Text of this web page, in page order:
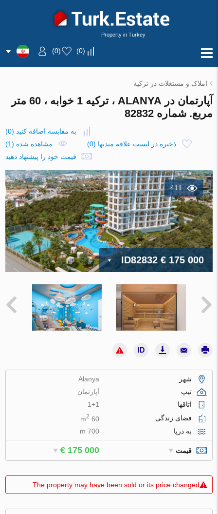
Property in Turkey
(
0
)
(
0
)
املاک و مستغلات در ترکیه
آپارتمان در ALANYA ، ترکیه 1 خوابه ، 60 متر
مربع. شماره 82832
به مقایسه اضافه کنید (
0
)
ذخیره در لیست علاقه مندیها (
0
)
مشاهده شده (1)
قیمت خود را پیشنهاد دهید
411
ID82832€ 175 000
شهر
Alanya
تیپ
آپارتمان
اتاقها
1+1
فضای زندگی
60 m
2
به دریا 700 m
قیمت € 175 000
The property may have been sold or its price changed